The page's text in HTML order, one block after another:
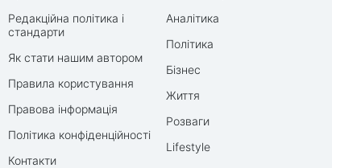
Редакційна політика і
стандарти
Як стати нашим автором
Правила користування
Правова інформація
Політика конфіденційності
Контакти
Аналітика
Політика
Бізнес
Життя
Розваги
Lifestyle